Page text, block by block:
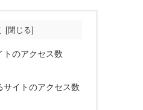
トのアクセス数
サイトのアクセス数